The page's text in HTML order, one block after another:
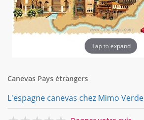
Tap to expand
Canevas Pays étrangers
L'espagne canevas chez Mimo Verde